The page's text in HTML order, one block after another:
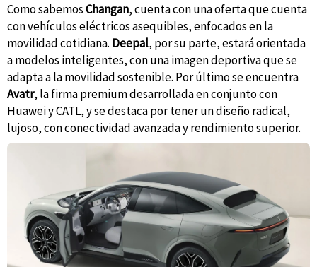
Como sabemosChangan, cuenta con una oferta que cuenta
con vehículos eléctricos asequibles, enfocados en la
movilidad cotidiana. Deepal, por su parte, estará orientada
a modelos inteligentes, con una imagen deportiva que se
adapta a la movilidad sostenible. Por último se encuentra
Avatr, la firma premium desarrollada en conjunto con
Huawei y CATL, y se destaca por tener un diseño radical,
lujoso, con conectividad avanzada y rendimiento superior.